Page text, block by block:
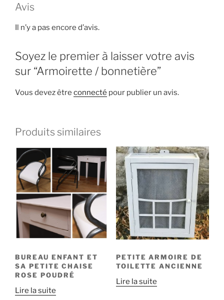
Avis
Il n’y a pas encore d’avis.
Soyez le premier à laisser votre avis
sur “Armoirette / bonnetière”
Vous devez être connecté pour publier un avis.
Produits similaires
BUREAU ENFANT ET
SA PETITE CHAISE
ROSE POUDRÉ
Lire la suite
PETITE ARMOIRE DE
TOILETTE ANCIENNE
Lire la suite